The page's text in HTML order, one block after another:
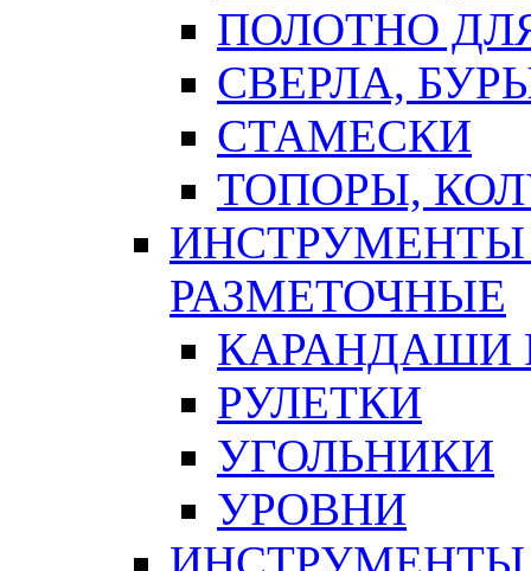
ПОЛОТНО
СВЕРЛА,
СТАМЕСКИ
ТОПОРЫ,
ИНСТРУМЕНТЫ
РАЗМЕТОЧНЫЕ
КАРАНДАШИ
РУЛЕТКИ
УГОЛЬНИКИ
УРОВНИ